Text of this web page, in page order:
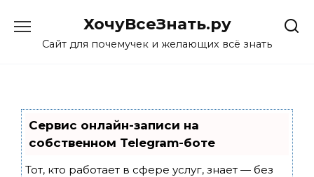
content
ХочуВсеЗнать.ру
Сайт для почемучек и желающих всё знать
Сервис онлайн-записи на
собственном Telegram-боте
Тот, кто работает в сфере услуг, знает — без